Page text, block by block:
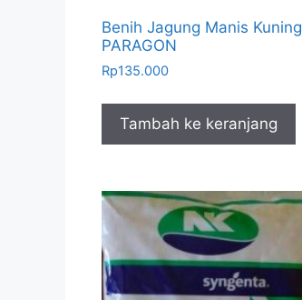
Benih Jagung Manis Kuning
PARAGON
Rp135.000
Tambah ke keranjang